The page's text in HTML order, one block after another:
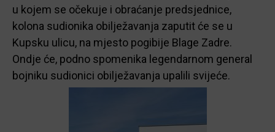
u kojem se očekuje i obraćanje predsjednice,
kolona sudionika obilježavanja zaputit će se u
Kupsku ulicu, na mjesto pogibije Blage Zadre.
Ondje će, podno spomenika legendarnom general
bojniku sudionici obilježavanja upalili svijeće.